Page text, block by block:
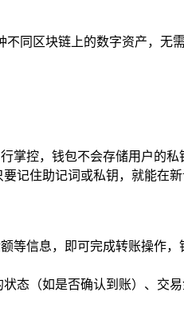
同区块链上的数字资产，无
掌控，钱包不会存储用户的私
记住助记词或私钥，就能在
等信息，即可完成转账操作
态（如是否确认到账）、交